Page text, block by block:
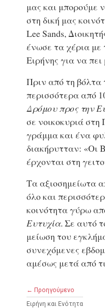
μας και μπορούμε
στη δική μας
Lee Sands,
ένωσε τα χέρια με
Ειρήνης για να
Πριν από τη
περισσότερα από
Δρόμου προς την
σε νοικοκυριά στη
γράμμα και ένα
διακήρυτταν: «Οι
έρχονται στη
Τα αξιοσημείωτα
όλο και
κοινότητα γύρω
Ευτυχία. Σε αυτό
μείωση του
συνεχόμενες
αμέσως μετά από
← Προηγούμενο
Ειρήνη και Ενότητα